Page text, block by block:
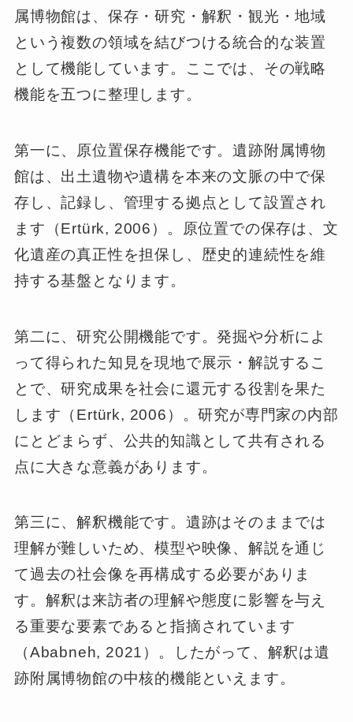
属博物館は、保存・研究・解釈・観光・地域
という複数の領域を結びつける統合的な装置
として機能しています。ここでは、その戦略
機能を五つに整理します。
第一に、原位置保存機能です。遺跡附属博物
館は、出土遺物や遺構を本来の文脈の中で保
存し、記録し、管理する拠点として設置され
ます（Ertürk, 2006）。原位置での保存は、文
化遺産の真正性を担保し、歴史的連続性を維
持する基盤となります。
第二に、研究公開機能です。発掘や分析によ
って得られた知見を現地で展示・解説するこ
とで、研究成果を社会に還元する役割を果た
します（Ertürk, 2006）。研究が専門家の内部
にとどまらず、公共的知識として共有される
点に大きな意義があります。
第三に、解釈機能です。遺跡はそのままでは
理解が難しいため、模型や映像、解説を通じ
て過去の社会像を再構成する必要がありま
す。解釈は来訪者の理解や態度に影響を与え
る重要な要素であると指摘されています
（Ababneh, 2021）。したがって、解釈は遺
跡附属博物館の中核的機能といえます。